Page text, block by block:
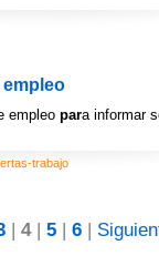
empleo para informar
trabajo
| 4| 5| 6|